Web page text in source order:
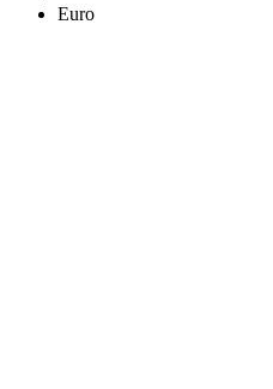
Euro